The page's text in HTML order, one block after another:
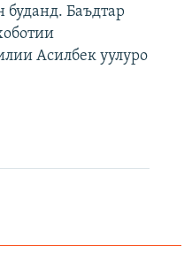
Баъдтар
Асилбек уулуро